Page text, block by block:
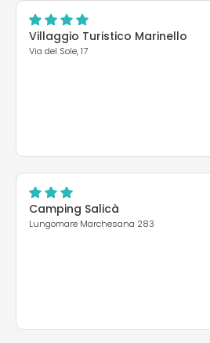
Villaggio Turistico Marinello
Via del Sole, 17
Camping Salicà
Lungomare Marchesana 283